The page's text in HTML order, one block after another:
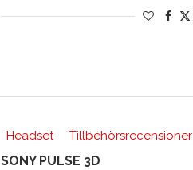
Headset Tillbehörsrecensioner
SONY PULSE 3D